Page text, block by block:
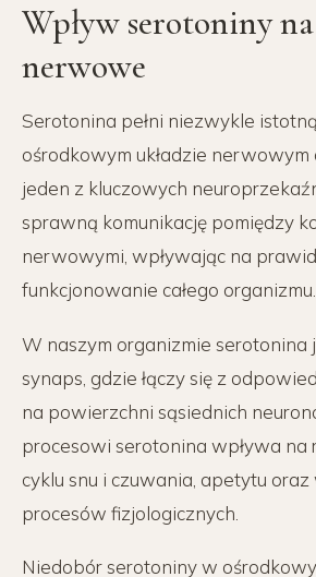
Wpływ serotoniny
nerwowe
Serotonina pełni niezwykle
ośrodkowym układzie nerwowym
jeden z kluczowych
sprawną komunikację pomiędzy
nerwowymi, wpływając na
funkcjonowanie całego organizmu.
W naszym organizmie serotonina
synaps, gdzie łączy się z
na powierzchni sąsiednich
procesowi serotonina wpływa na
cyklu snu i czuwania, apetytu
procesów fizjologicznych.
Niedobór serotoniny w